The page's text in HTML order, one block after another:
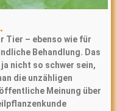
Tier – ebenso wie für
Behandlung. Das
nicht so schwer sein,
die unzähligen
Meinung über